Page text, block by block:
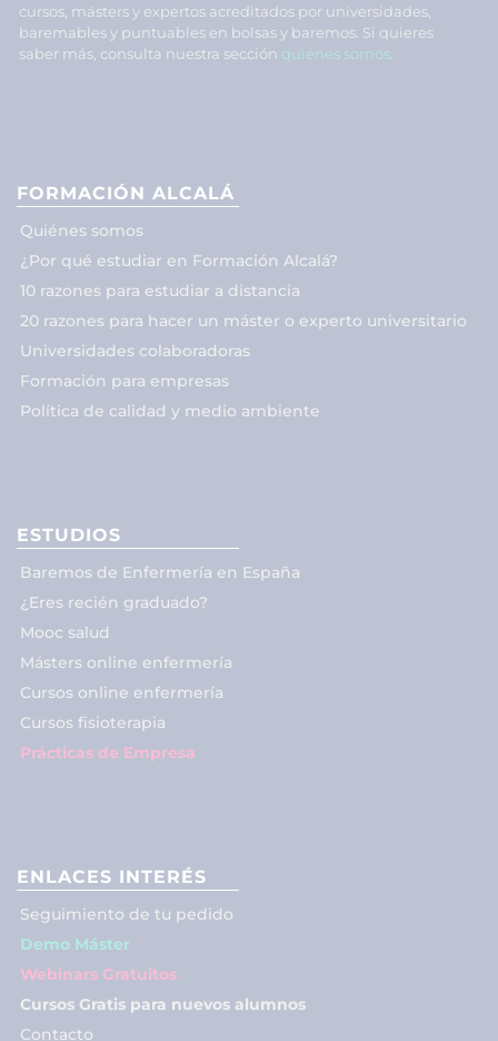
cursos, másters y expertos acreditados por universidades,
baremables y puntuables en bolsas y baremos. Si quieres
saber más, consulta nuestra sección quiénes somos
FORMACIÓN ALCALÁ
Quiénes somos
¿Por qué estudiar en Formación Alcalá?
10 razones para estudiar a distancia
20 razones para hacer un máster o experto universitario
Universidades colaboradoras
Formación para empresas
Política de calidad y medio ambiente
ESTUDIOS
Baremos de Enfermería en España
¿Eres recién graduado?
Mooc salud
Másters online enfermería
Cursos online enfermería
Cursos fisioterapia
Prácticas de Empresa
ENLACES INTERÉS
Seguimiento de tu pedido
Demo Máster
Webinars Gratuitos
Cursos Gratis para nuevos alumnos
Contacto